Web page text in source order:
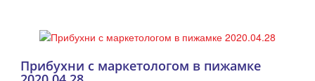
Прибухни с маркетологом в пижамке